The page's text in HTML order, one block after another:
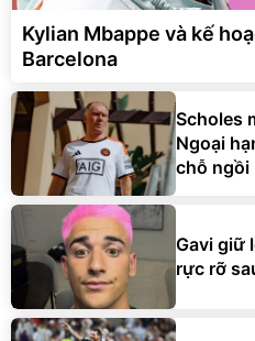
Kylian Mbappe và kế
Barcelona
Scholes
Ngoại
chỗ ngồi
Gavi giữ
rực rỡ